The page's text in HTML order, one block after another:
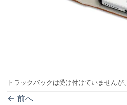
トラックバックは受け付けていませんが、
← 前へ